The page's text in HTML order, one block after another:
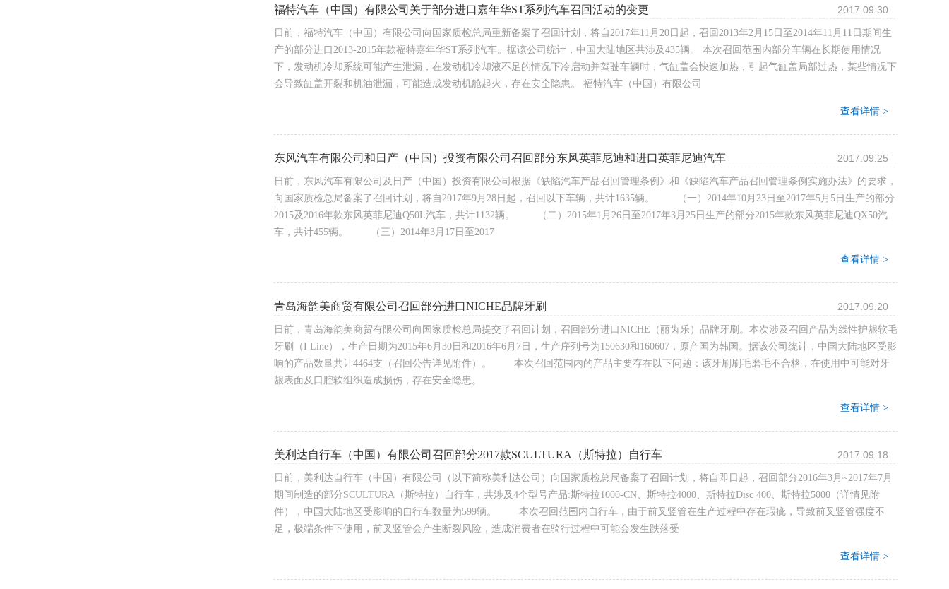
福特汽车（中国）有限公司关于部分进口嘉年华ST系列汽车召回活动的变更 2017.09.30
日前，福特汽车（中国）有限公司向国家质检总局重新备案了召回计划，将自2017年11月20日起，召回2013年2月15日至2014年11月11日期间生
产的部分进口2013-2015年款福特嘉年华ST系列汽车。据该公司统计，中国大陆地区共涉及435辆。 本次召回范围内部分车辆在长期使用情况
下，发动机冷却系统可能产生泄漏，在发动机冷却液不足的情况下冷启动并驾驶车辆时，气缸盖会快速加热，引起气缸盖局部过热，某些情况下
会导致缸盖开裂和机油泄漏，可能造成发动机舱起火，存在安全隐患。 福特汽车（中国）有限公司
查看详情 >
东风汽车有限公司和日产（中国）投资有限公司召回部分东风英菲尼迪和进口英菲尼迪汽车 2017.09.25
日前，东风汽车有限公司及日产（中国）投资有限公司根据《缺陷汽车产品召回管理条例》和《缺陷汽车产品召回管理条例实施办法》的要求，
向国家质检总局备案了召回计划，将自2017年9月28日起，召回以下车辆，共计1635辆。 （一）2014年10月23日至2017年5月5日生产的部分
2015及2016年款东风英菲尼迪Q50L汽车，共计1132辆。 （二）2015年1月26日至2017年3月25日生产的部分2015年款东风英菲尼迪QX50汽
车，共计455辆。 （三）2014年3月17日至2017
查看详情 >
青岛海韵美商贸有限公司召回部分进口NICHE品牌牙刷 2017.09.20
日前，青岛海韵美商贸有限公司向国家质检总局提交了召回计划，召回部分进口NICHE（丽齿乐）品牌牙刷。本次涉及召回产品为线性护龈软毛
牙刷（I Line），生产日期为2015年6月30日和2016年6月7日，生产序列号为150630和160607，原产国为韩国。据该公司统计，中国大陆地区受影
响的产品数量共计4464支（召回公告详见附件）。 本次召回范围内的产品主要存在以下问题：该牙刷刷毛磨毛不合格，在使用中可能对牙
龈表面及口腔软组织造成损伤，存在安全隐患。
查看详情 >
美利达自行车（中国）有限公司召回部分2017款SCULTURA（斯特拉）自行车 2017.09.18
日前，美利达自行车（中国）有限公司（以下简称美利达公司）向国家质检总局备案了召回计划，将自即日起，召回部分2016年3月~2017年7月
期间制造的部分SCULTURA（斯特拉）自行车，共涉及4个型号产品:斯特拉1000-CN、斯特拉4000、斯特拉Disc 400、斯特拉5000（详情见附
件），中国大陆地区受影响的自行车数量为599辆。 本次召回范围内自行车，由于前叉竖管在生产过程中存在瑕疵，导致前叉竖管强度不
足，极端条件下使用，前叉竖管会产生断裂风险，造成消费者在骑行过程中可能会发生跌落受
查看详情 >